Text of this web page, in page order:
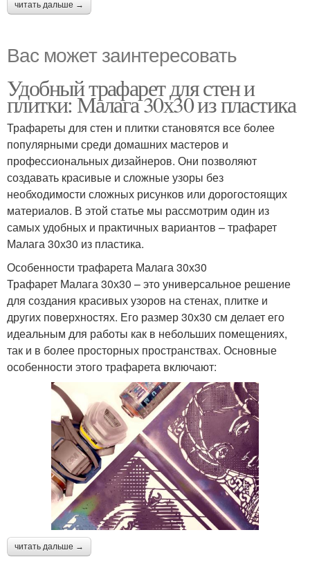
читать дальше →
Вас может заинтересовать
Удобный трафарет для стен и
плитки: Малага 30х30 из пластика
Трафареты для стен и плитки становятся все более
популярными среди домашних мастеров и
профессиональных дизайнеров. Они позволяют
создавать красивые и сложные узоры без
необходимости сложных рисунков или дорогостоящих
материалов. В этой статье мы рассмотрим один из
самых удобных и практичных вариантов – трафарет
Малага 30х30 из пластика.
Особенности трафарета Малага 30х30
Трафарет Малага 30х30 – это универсальное решение
для создания красивых узоров на стенах, плитке и
других поверхностях. Его размер 30х30 см делает его
идеальным для работы как в небольших помещениях,
так и в более просторных пространствах. Основные
особенности этого трафарета включают:
читать дальше →